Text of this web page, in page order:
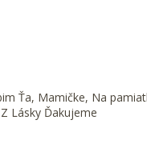
Ťa, Mamičke, Na
Lásky Ďakujeme